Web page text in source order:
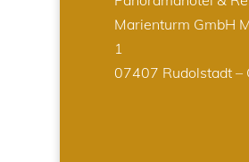
Marienturm GmbH
1
07407 Rudolstadt –